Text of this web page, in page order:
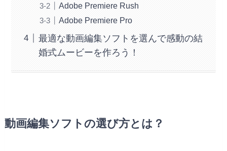
Adobe Premiere Rush
Adobe Premiere Pro
最適な動画編集ソフトを選んで感動の結
婚式ムービーを作ろう！
動画編集ソフトの選び方とは？